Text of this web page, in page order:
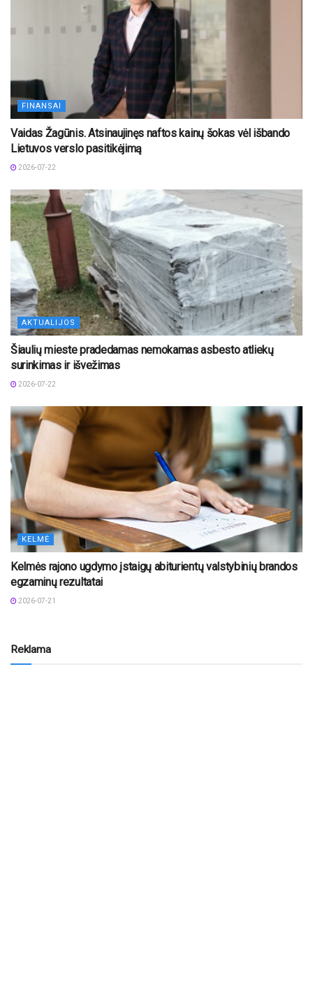
FINANSAI
Vaidas Žagūnis. Atsinaujinęs naftos kainų šokas vėl išbando
Lietuvos verslo pasitikėjimą
2026-07-22
AKTUALIJOS
Šiaulių mieste pradedamas nemokamas asbesto atliekų
surinkimas ir išvežimas
2026-07-22
KELMĖ
Kelmės rajono ugdymo įstaigų abiturientų valstybinių brandos
egzaminų rezultatai
2026-07-21
Reklama